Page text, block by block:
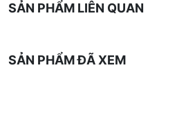
SẢN PHẨM LIÊN QUAN
SẢN PHẨM ĐÃ XEM